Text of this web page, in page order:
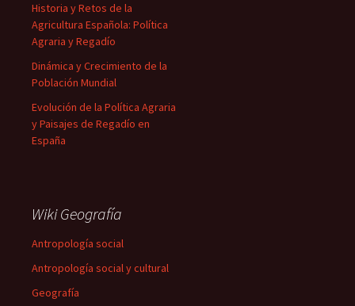
Historia y Retos de la
Agricultura Española: Política
Agraria y Regadío
Dinámica y Crecimiento de la
Población Mundial
Evolución de la Política Agraria
y Paisajes de Regadío en
España
Wiki Geografía
Antropología social
Antropología social y cultural
Geografía